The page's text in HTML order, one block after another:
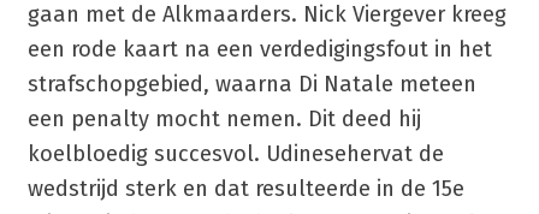
gaan met de Alkmaarders. Nick Viergever kreeg
een rode kaart na een verdedigingsfout in het
strafschopgebied, waarna Di Natale meteen
een penalty mocht nemen. Dit deed hij
koelbloedig succesvol. Udinesehervat de
wedstrijd sterk en dat resulteerde in de 15e